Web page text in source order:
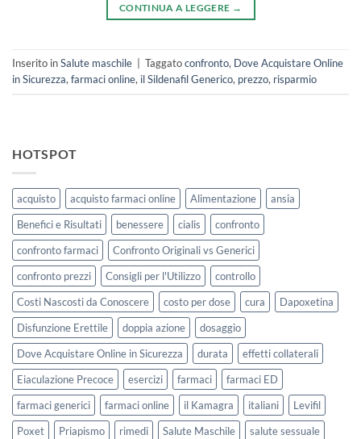
CONTINUA A LEGGERE →
Inserito inSalute maschile Taggatoconfronto, Dove Acquistare Online
in Sicurezza, farmaci online, il Sildenafil Generico, prezzo, risparmio
HOTSPOT
acquisto acquisto farmaci online Alimentazione
ansia
Benefici e Risultati
benessere cialis
confronto
confronto farmaci
Confronto Originali vs Generici
confronto prezzi
Consigli per l'Utilizzo
controllo
Costi Nascosti da Conoscere
costo per dose cura
Dapoxetina
Disfunzione Erettile
doppia azione
dosaggio
Dove Acquistare Online in Sicurezza
durata
effetti collaterali
Eiaculazione Precoce
esercizi farmaci
farmaci ED
farmaci generici
farmaci online il Kamagra italiani
Levifil
Poxet
Priapismo rimedi Salute Maschile
salute sessuale